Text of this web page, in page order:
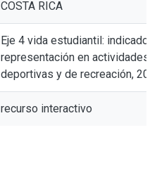
COSTA RICA
Eje 4 vida estudiantil: indicador
representación en actividades
deportivas y de recreación,
recurso interactivo